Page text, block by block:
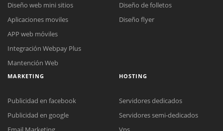
Reunión online
Diseño web mini sitios
Aplicaciones moviles
APP web móviles
Integración Webpay Plus
Mantención Web
Diseño de folletos
Diseño flyer
MARKETING
Publicidad en facebook
Publicidad en google
HOSTING
Servidores dedicados
Servidores semi-dedicados